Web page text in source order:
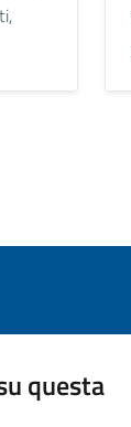
questa